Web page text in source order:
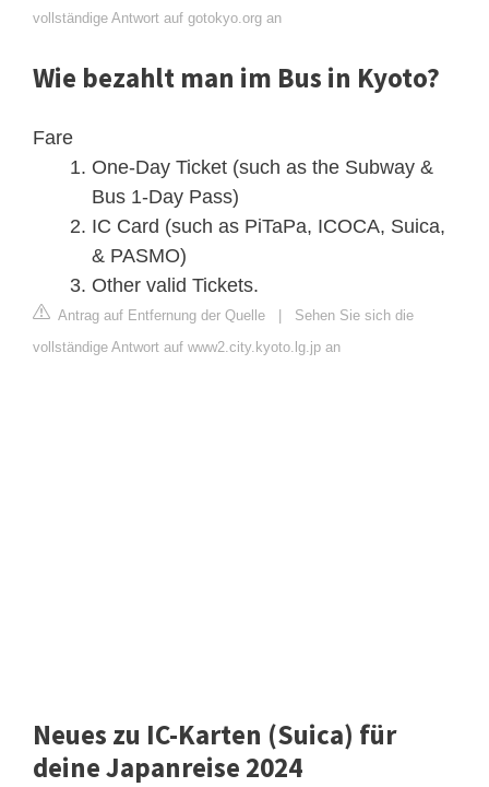
vollständige Antwort auf gotokyo.org an
Wie bezahlt man im Bus in Kyoto?
Fare
One-Day Ticket (such as the Subway &
Bus 1-Day Pass)
IC Card (such as PiTaPa, ICOCA, Suica,
& PASMO)
Other valid Tickets.
Antrag auf Entfernung der Quelle
Sehen Sie sich die
vollständige Antwort auf www2.city.kyoto.lg.jp an
Neues zu IC-Karten (Suica) für
deine Japanreise 2024